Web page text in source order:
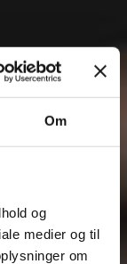
Om
og
medier og til
om